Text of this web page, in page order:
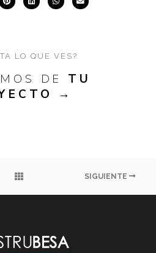
LO QUE VES?
DE TU
→
SIGUIENTE